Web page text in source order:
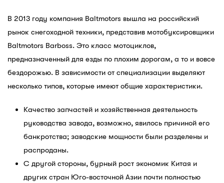
В 2013 году компания Baltmotors вышла на российский
рынок снегоходной техники, представив мотобуксировщики
Baltmotors Barboss. Это класс мотоциклов,
предназначенный для езды по плохим дорогам, а то и вовсе
бездорожью. В зависимости от специализации выделяют
несколько типов, которые имеют общие характеристики.
Качество запчастей и хозяйственная деятельность
руководства завода, возможно, явилось причиной его
банкротства; заводские мощности были разделены и
распроданы.
С другой стороны, бурный рост экономик Китая и
других стран Юго-восточной Азии почти полностью